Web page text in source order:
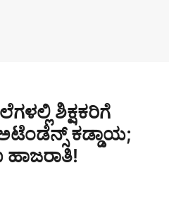
ಶಿಕ್ಷಕರಿಗೆ
ಕಡ್ಡಾಯ;
ಹಾಜರಾತಿ!